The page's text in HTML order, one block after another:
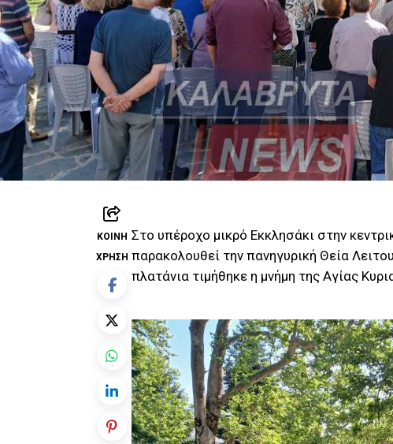
ΚΟΙΝΉ
ΧΡΉΣΗ
Στο υπέροχο μικρό Εκκλησάκι στην
παρακολουθεί την πανηγυρική Θεία
πλατάνια τιμήθηκε η μνήμη της Αγίας